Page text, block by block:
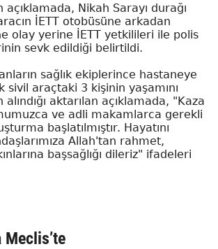
açıklamada, Nikah Sarayı durağı
İETT otobüsüne arkadan
olay yerine İETT yetkilileri ile polis
sevk edildiği belirtildi.
sağlık ekiplerince hastaneye
sivil araçtaki 3 kişinin yaşamını
aktarılan açıklamada, "Kaza
ve adli makamlarca gerekli
başlatılmıştır. Hayatını
Allah'tan rahmet,
başsağlığı dileriz" ifadeleri
Meclis’te